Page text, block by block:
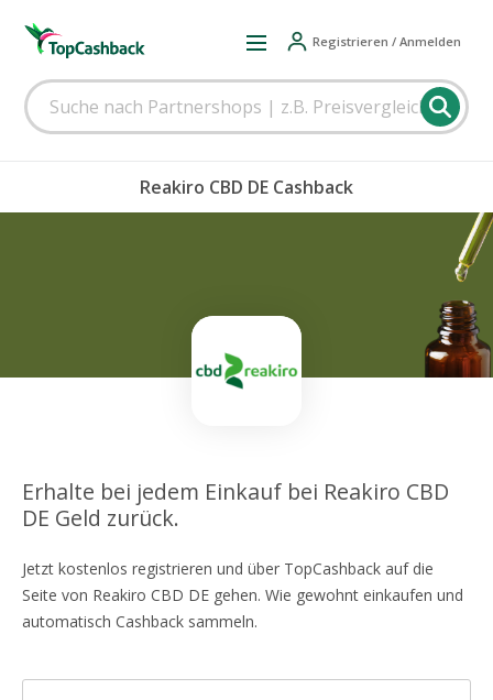
Registrieren / Anmelden
Reakiro CBD DE Cashback
Erhalte bei jedem Einkauf bei Reakiro CBD
DE Geld zurück.
Jetzt kostenlos registrieren und über TopCashback auf die
Seite von Reakiro CBD DE gehen. Wie gewohnt einkaufen und
automatisch Cashback sammeln.